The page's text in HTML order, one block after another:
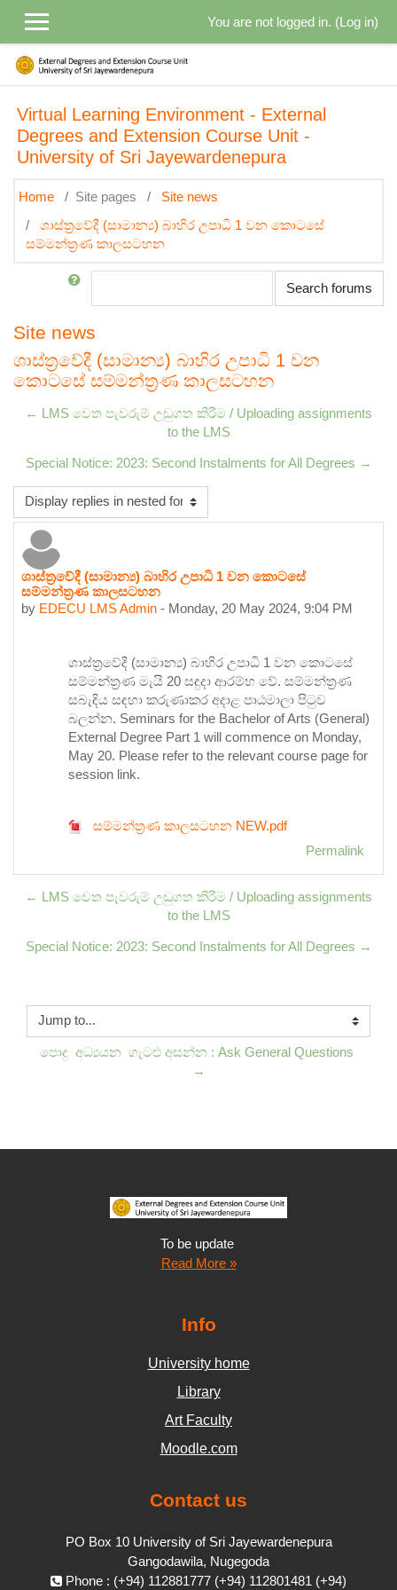
You are not logged in. (Log in)
Virtual Learning Environment - External
Degrees and Extension Course Unit -
University of Sri Jayewardenepura
Home Site pages
Site news
ශාස්ත්‍රවේදී (සාමාන්‍ය) බාහිර උපාධි 1 වන කොටසේ
සම්මන්ත්‍රණ කාලසටහන
Search
Search forums
Site news
ශාස්ත්‍රවේදී (සාමාන්‍ය) බාහිර උපාධි 1 වන
කොටසේ සම්මන්ත්‍රණ කාලසටහන
← LMS වෙත පැවරුම් උඩුගත කිරීම / Uploading assignments
to the LMS
Special Notice: 2023: Second Instalments for All Degrees →
Display mode
ශාස්ත්‍රවේදී (සාමාන්‍ය) බාහිර උපාධි 1 වන කොටසේ
සම්මන්ත්‍රණ කාලසටහන
by EDECU LMS Admin - Monday, 20 May 2024, 9:04 PM
Number of replies: 0
ශාස්ත්‍රවේදී (සාමාන්‍ය) බාහිර උපාධි 1 වන කොටසේ
සම්මන්ත්‍රණ මැයි 20 සඳුදා ආරම්භ වේ. සම්මන්ත්‍රණ
සබැඳිය සඳහා කරුණාකර අදාළ පාඨමාලා පිටුව
බලන්න. Seminars for the Bachelor of Arts (General)
External Degree Part 1 will commence on Monday,
May 20. Please refer to the relevant course page for
session link.
සම්මන්ත්‍රණ කාලසටහන NEW.pdf
Permalink
← LMS වෙත පැවරුම් උඩුගත කිරීම / Uploading assignments
to the LMS
Special Notice: 2023: Second Instalments for All Degrees →
Jump to...
පොදු  අධ්‍යයන  ගැටළු අසන්න : Ask General Questions
→
To be update
Read More »
Info
University home
Library
Art Faculty
Moodle.com
Contact us
PO Box 10 University of Sri Jayewardenepura
Gangodawila, Nugegoda
Phone : (+94) 112881777 (+94) 112801481 (+94)